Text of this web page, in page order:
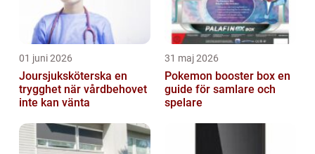
01 juni 2026
Joursjuksköterska en
trygghet när vårdbehovet
inte kan vänta
31 maj 2026
Pokemon booster box en
guide för samlare och
spelare